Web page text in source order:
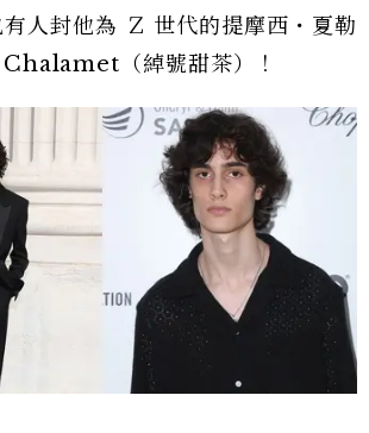
人封他為 Ｚ 世代的提摩西・夏勒
（綽號甜茶）！